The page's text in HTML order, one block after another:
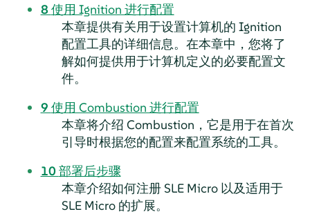
8 使用 Ignition 进行配置
本章提供有关用于设置计算机的 Ignition
配置工具的详细信息。在本章中，您将了
解如何提供用于计算机定义的必要配置文
件。
9 使用 Combustion 进行配置
本章将介绍 Combustion，它是用于在首次
引导时根据您的配置来配置系统的工具。
10部署后步骤
本章介绍如何注册 SLE Micro 以及适用于
SLE Micro 的扩展。